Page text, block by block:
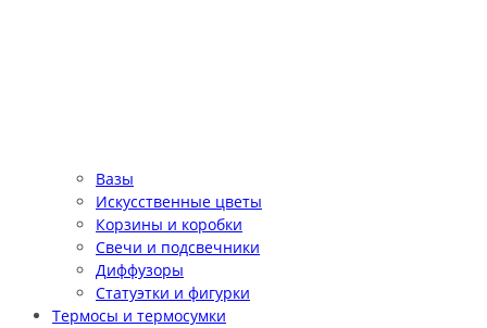
Вазы
Искусственные цветы
Корзины и коробки
Свечи и подсвечники
Диффузоры
Статуэтки и фигурки
Термосы и термосумки